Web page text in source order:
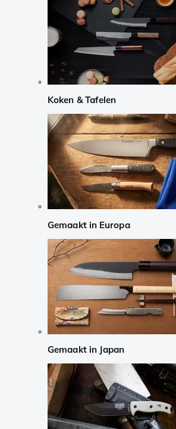
Koken & Tafelen
Gemaakt in Europa
Gemaakt in Japan